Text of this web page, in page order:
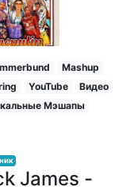
Mashup
YouTube
Видео
Мэшапы
James -